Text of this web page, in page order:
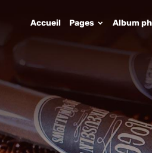
Accueil Pages Album